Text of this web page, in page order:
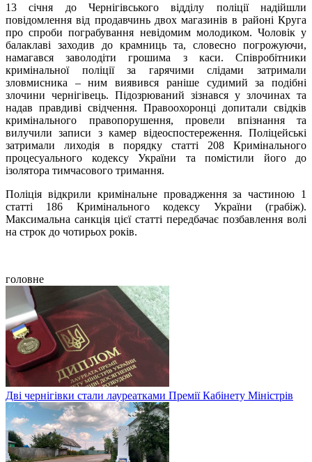
13 січня до Чернігівського відділу поліції надійшли
повідомлення від продавчинь двох магазинів в районі Круга
про спроби пограбування невідомим молодиком. Чоловік у
балаклаві заходив до крамниць та, словесно погрожуючи,
намагався заволодіти грошима з каси. Співробітники
кримінальної поліції за гарячими слідами затримали
зловмисника – ним виявився раніше судимий за подібні
злочини чернігівець. Підозрюваний зізнався у злочинах та
надав правдиві свідчення. Правоохоронці допитали свідків
кримінального правопорушення, провели впізнання та
вилучили записи з камер відеоспостереження. Поліцейські
затримали лиходія в порядку статті 208 Кримінального
процесуального кодексу України та помістили його до
ізолятора тимчасового тримання.
Поліція відкрили кримінальне провадження за частиною 1
статті 186 Кримінального кодексу України (грабіж).
Максимальна санкція цієї статті передбачає позбавлення волі
на строк до чотирьох років.
головне
Дві чернігівки стали лауреатками Премії Кабінету Міністрів